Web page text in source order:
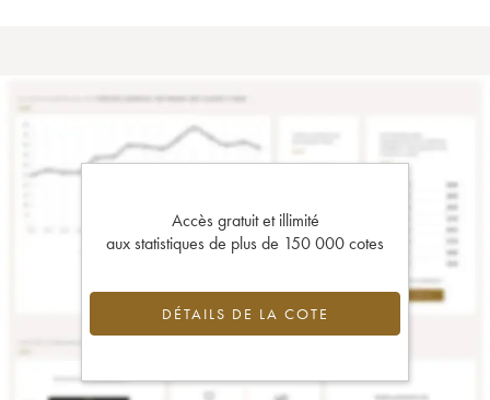
Accès gratuit et illimité
aux statistiques de plus de 150 000 cotes
DÉTAILS DE LA COTE